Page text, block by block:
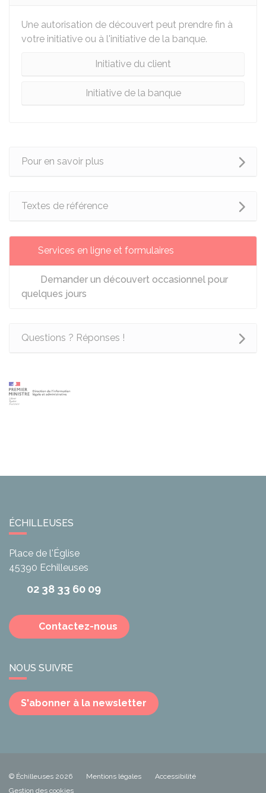
Une autorisation de découvert peut prendre fin à
votre initiative ou à l'initiative de la banque.
Initiative du client
Initiative de la banque
Pour en savoir plus
Textes de référence
Services en ligne et formulaires
Demander un découvert occasionnel pour
quelques jours
Questions ? Réponses !
ÉCHILLEUSES
Place de l'Église
45390 Echilleuses
02 38 33 60 09
Contactez-nous
NOUS SUIVRE
S'abonner à la newsletter
© Échilleuses 2026 Mentions légales
Accessibilité
Gestion des cookies